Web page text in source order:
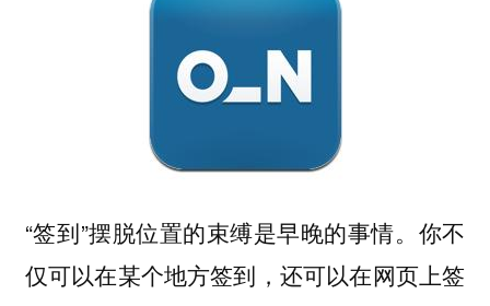
“签到”摆脱位置的束缚是早晚的事情。你不
仅可以在某个地方签到，还可以在网页上签